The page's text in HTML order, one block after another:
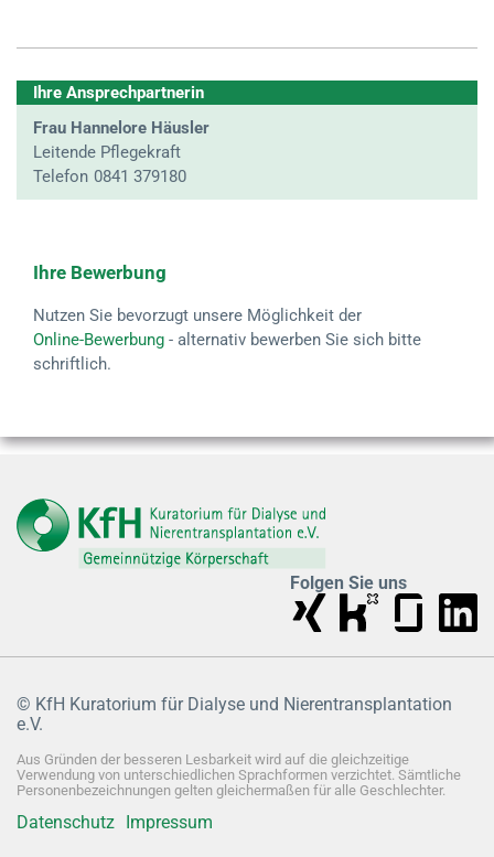
Ihre Ansprechpartnerin
Frau Hannelore Häusler
Leitende Pflegekraft
Telefon 0841 379180
Ihre Bewerbung
Nutzen Sie bevorzugt unsere Möglichkeit der
Online-Bewerbung - alternativ bewerben Sie sich bitte
schriftlich.
Folgen Sie uns
© KfH Kuratorium für Dialyse und Nierentransplantation
e.V.
Aus Gründen der besseren Lesbarkeit wird auf die gleichzeitige
Verwendung von unterschiedlichen Sprachformen verzichtet. Sämtliche
Personenbezeichnungen gelten gleichermaßen für alle Geschlechter.
Datenschutz Impressum